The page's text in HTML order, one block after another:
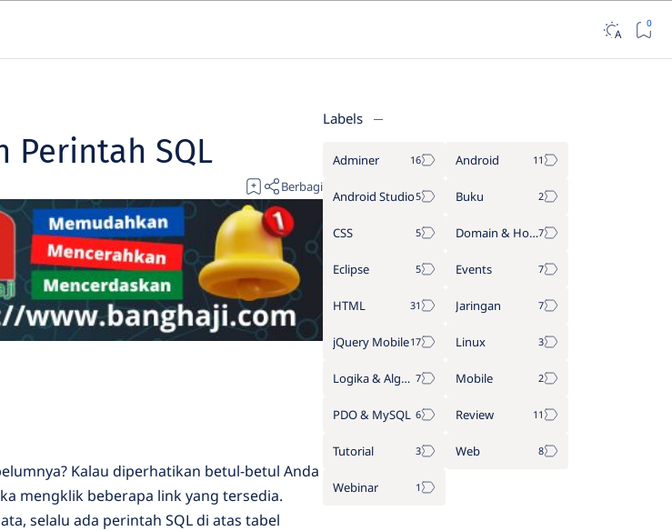
Perintah SQL
Kalau diperhatikan betul-betul Anda
mengklik beberapa link yang tersedia.
selalu ada perintah SQL di atas tabel
Labels
Adminer Android
Android Studio Buku
CSS Domain & Hosting
Eclipse Events
HTML Jaringan
jQuery Mobile Linux
Logika & Algoritma Mobile
PDO & MySQL Review
Tutorial Web
Webinar